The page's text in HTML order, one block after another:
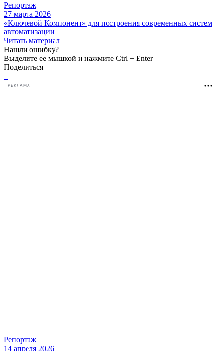
Репортаж
27 марта 2026
«Ключевой Компонент» для построения современных систем
автоматизации
Читать материал
Нашли ошибку?
Выделите ее мышкой и нажмите Ctrl + Enter
Поделиться
РЕКЛАМА
Репортаж
14 апреля 2026